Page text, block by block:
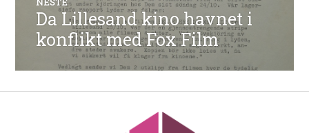
Neste
innlegg:
Da Lillesand kino havnet i
konflikt med Fox Film